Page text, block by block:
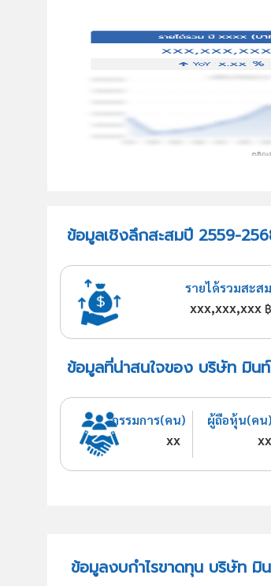
ข้อมูลเชิงลึกสะสมปี 2559-
รายได้รวมสะสม
xxx,xxx,xxx ฿
ข้อมูลที่น่าสนใจของ บริษัท มิน
กรรมการ(คน)
xx
ผู้ถือหุ้น(คน)
xx
ข้อมูลงบกำไรขาดทุน บริษัท